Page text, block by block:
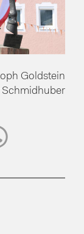
Goldstein
Schmidhuber